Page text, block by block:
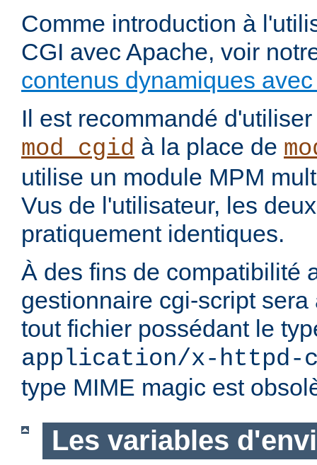
Comme introduction à
CGI avec Apache, voir
contenus dynamiques
Il est recommandé
mod_cgid à la place de
utilise un module MPM
Vus de l'utilisateur, les
pratiquement identiques.
À des fins de compatibilité
gestionnaire cgi-script
tout fichier possédant le
application/x-httpd-
type MIME magic est
Les variables